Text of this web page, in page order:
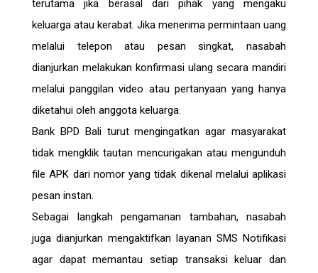
terutama jika berasal dari pihak yang mengaku
keluarga atau kerabat. Jika menerima permintaan uang
melalui telepon atau pesan singkat, nasabah
dianjurkan melakukan konfirmasi ulang secara mandiri
melalui panggilan video atau pertanyaan yang hanya
diketahui oleh anggota keluarga.
Bank BPD Bali turut mengingatkan agar masyarakat
tidak mengklik tautan mencurigakan atau mengunduh
file APK dari nomor yang tidak dikenal melalui aplikasi
pesan instan.
Sebagai langkah pengamanan tambahan, nasabah
juga dianjurkan mengaktifkan layanan SMS Notifikasi
agar dapat memantau setiap transaksi keluar dan